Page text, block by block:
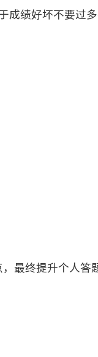
成绩好坏不要过
最终提升个人答